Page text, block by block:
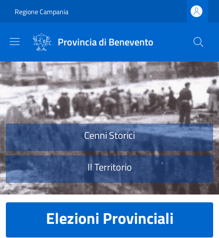
Regione Campania
Provincia di Benevento
Provincia di Benevento
Cenni Storici
Il Territorio
Elezioni Provinciali